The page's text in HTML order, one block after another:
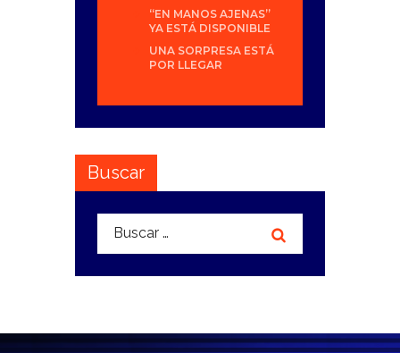
“EN MANOS AJENAS”
YA ESTÁ DISPONIBLE
UNA SORPRESA ESTÁ
POR LLEGAR
Buscar
Buscar: